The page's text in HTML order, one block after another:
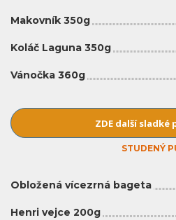
Makovník 350g
Koláč Laguna 350g
Vánočka 360g
ZDE další sladké
STUDENÝ
Obložená vícezrná bageta
Henri vejce 200g